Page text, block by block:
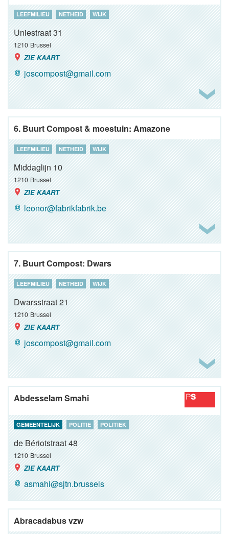
LEEFMILIEU NETHEID WIJK
Uniestraat 31
1210 Brussel
ZIE KAART
joscompost@gmail.com
6. Buurt Compost & moestuin: Amazone
LEEFMILIEU NETHEID WIJK
Middaglijn 10
1210 Brussel
ZIE KAART
leonor@fabrikfabrik.be
7. Buurt Compost: Dwars
LEEFMILIEU NETHEID WIJK
Dwarsstraat 21
1210 Brussel
ZIE KAART
joscompost@gmail.com
Abdesselam Smahi
GEMEENTELIJK POLITIE POLITIEK
de Bériotstraat 48
1210 Brussel
ZIE KAART
asmahi@sjtn.brussels
Abracadabus vzw